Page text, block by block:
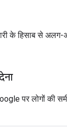
के हिसाब से
पर लोगों की